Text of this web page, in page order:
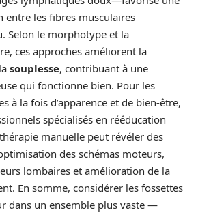
entre les fibres musculaires
Selon le morphotype et la
ces approches améliorent la
souplesse, contribuant à une
qui fonctionne bien. Pour les
à la fois d’apparence et de bien-être,
spécialisés en rééducation
manuelle peut révéler des
des schémas moteurs,
lombaires et amélioration de la
En somme, considérer les fossettes
dans un ensemble plus vaste —